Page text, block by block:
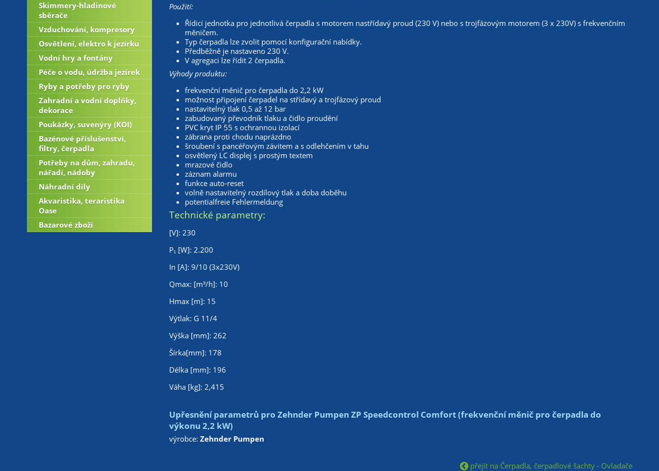
Použití:
Řídicí jednotka pro jednotlivá čerpadla s motorem nastřídavý proud (230 V) nebo s trojfázovým motorem (3 x 230V) s frekvenčním
měničem.
Typ čerpadla lze zvolit pomocí konfigurační nabídky.
Předběžně je nastaveno 230 V.
V agregaci lze řídit 2 čerpadla.
Výhody produktu:
frekvenční měnič pro čerpadla do 2,2 kW
možnost připojení čerpadel na střídavý a trojfázový proud
nastavitelný tlak 0,5 až 12 bar
zabudovaný převodník tlaku a čidlo proudění
PVC kryt IP 55 s ochrannou izolací
zábrana proti chodu naprázdno
šroubení s pancéřovým závitem a s odlehčením v tahu
osvětlený LC displej s prostým textem
mrazové čidlo
záznam alarmu
funkce auto-reset
volně nastavitelný rozdílový tlak a doba doběhu
potentialfreie Fehlermeldung
Technické parametry:
[V]: 230
P₁ [W]: 2.200
In [A]: 9/10 (3x230V)
Qmax: [m³/h]: 10
Hmax [m]: 15
Výtlak: G 11/4
Výška [mm]: 262
Šírka[mm]: 178
Délka [mm]: 196
Váha [kg]: 2,415
Upřesnění parametrů pro Zehnder Pumpen ZP Speedcontrol Comfort (frekvenční měnič pro čerpadla do
výkonu 2,2 kW)
výrobce: Zehnder Pumpen
přejít na Čerpadla, čerpadlové šachty - Ovladače
Skimmery-hladinové
sběrače
Vzduchování, kompresory
Osvětlení, elektro k jezírku
Vodní hry a fontány
Péče o vodu, údržba jezírek
Ryby a potřeby pro ryby
Zahradní a vodní doplňky,
dekorace
Poukázky, suvenýry (KOI)
Bazénové příslušenství,
filtry, čerpadla
Potřeby na dům, zahradu,
nářadí, nádoby
Náhradní díly
Akvaristika, teraristika
Oase
Bazarové zboží